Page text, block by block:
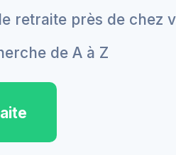
retraite près de chez
de A à Z